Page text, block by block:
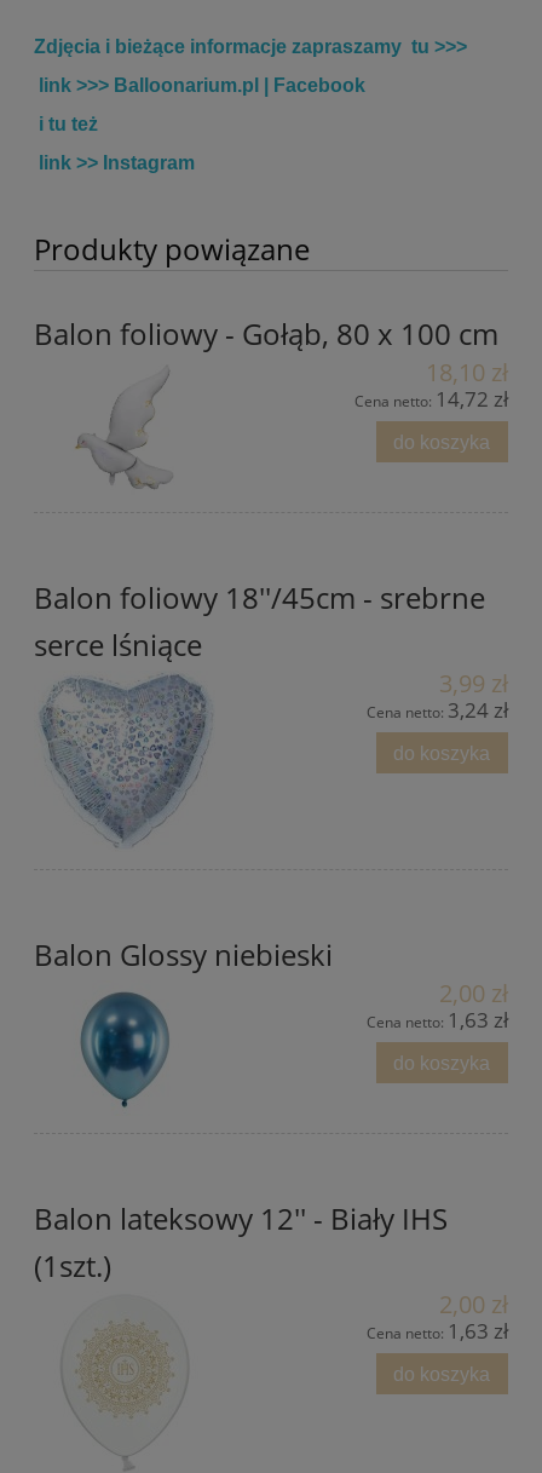
Zdjęcia i bieżące informacje zapraszamy tu >>>
link >>> Balloonarium.pl | Facebook
i tu też
link >> Instagram
Produkty powiązane
Balon foliowy - Gołąb, 80 x 100 cm
18,10 zł
Cena netto: 14,72 zł
do koszyka
Balon foliowy 18''/45cm - srebrne
serce lśniące
3,99 zł
Cena netto: 3,24 zł
do koszyka
Balon Glossy niebieski
2,00 zł
Cena netto: 1,63 zł
do koszyka
Balon lateksowy 12'' - Biały IHS
(1szt.)
2,00 zł
Cena netto: 1,63 zł
do koszyka